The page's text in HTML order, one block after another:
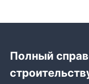
Полный